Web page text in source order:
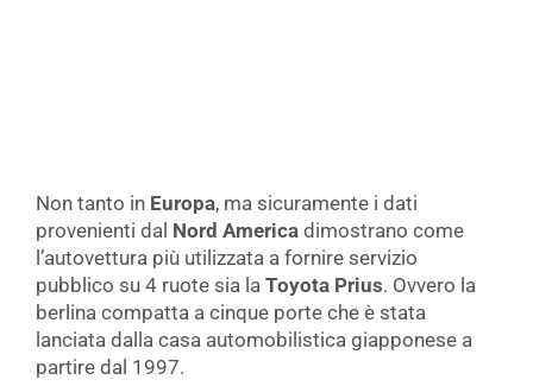
Non tanto in Europa, ma sicuramente i dati
provenienti dal Nord America dimostrano come
l’autovettura più utilizzata a fornire servizio
pubblico su 4 ruote sia la Toyota Prius. Ovvero la
berlina compatta a cinque porte che è stata
lanciata dalla casa automobilistica giapponese a
partire dal 1997.